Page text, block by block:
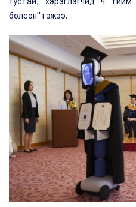
болсон" гэжээ.